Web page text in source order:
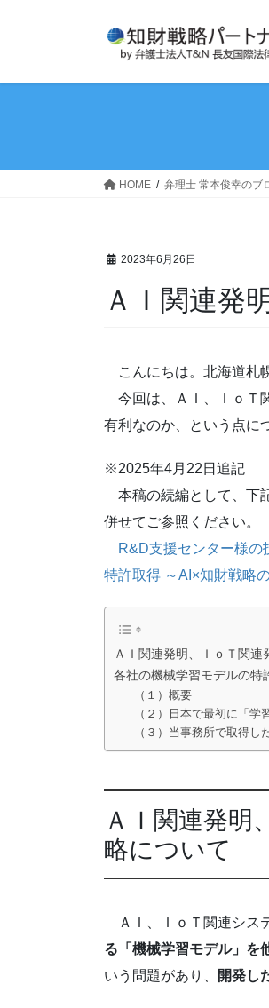
HOME 弁理士 常本俊幸のブ
2023年6月26日
ＡＩ関連発
こんにちは。北海道札
今回は、ＡＩ、ＩｏＴ
有利なのか、という点に
※2025年4月22日追記
本稿の続編として、下
併せてご参照ください。
R&D支援センター様
特許取得 ～AI×知財戦略
ＡＩ関連発明、ＩｏＴ関
各社の機械学習モデルの特
（１）概要
（２）日本で最初に「
（３）当事務所で取得
ＡＩ関連発明
略について
ＡＩ、ＩｏＴ関連シス
る「機械学習モデル」を
いう問題があり、
開発し